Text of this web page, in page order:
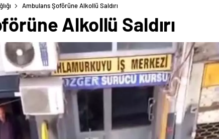
Ambulans Şoförüne Alkollü Saldırı
Alkollü Saldırı